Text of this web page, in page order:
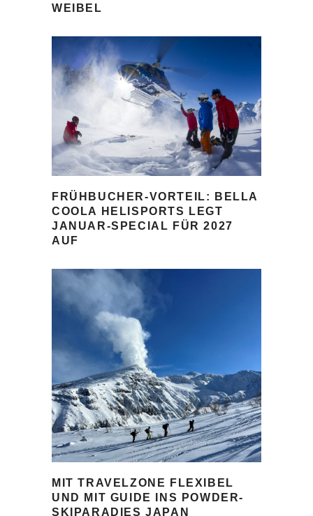
WEIBEL
FRÜHBUCHER-VORTEIL: BELLA
COOLA HELISPORTS LEGT
JANUAR-SPECIAL FÜR 2027
AUF
MIT TRAVELZONE FLEXIBEL
UND MIT GUIDE INS POWDER-
SKIPARADIES JAPAN